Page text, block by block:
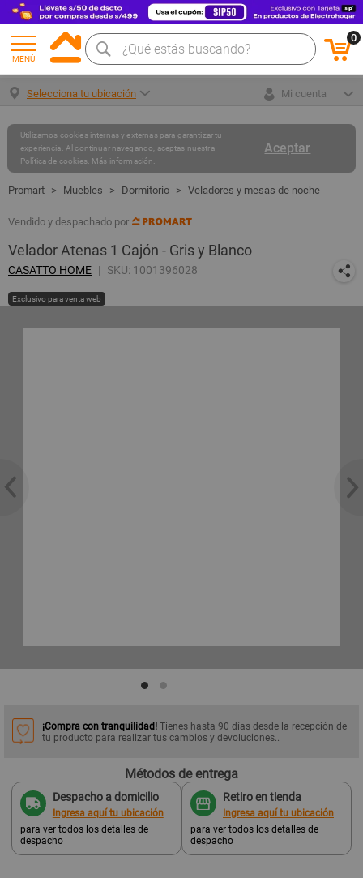
MENÚ
0
Selecciona tu ubicación Mi cuenta
Aceptar
Utilizamos cookies internas y externas para garantizar tu
experiencia. Al continuar navegando, aceptas nuestra
Política de cookies. Más información.
Muebles Dormitorio Veladores y mesas de noche
Vendido y despachado por
Velador Atenas 1 Cajón - Gris y Blanco
CASATTO HOME SKU: 1001396028
Exclusivo para venta web
¡Compra con tranquilidad! Tienes hasta 90 días desde la recepción de
tu producto para realizar tus cambios y devoluciones..
Métodos de entrega
Despacho a domicilio
Ingresa aquí tu ubicación
para ver todos los detalles de
despacho
Retiro en tienda
Ingresa aquí tu ubicación
para ver todos los detalles de
despacho